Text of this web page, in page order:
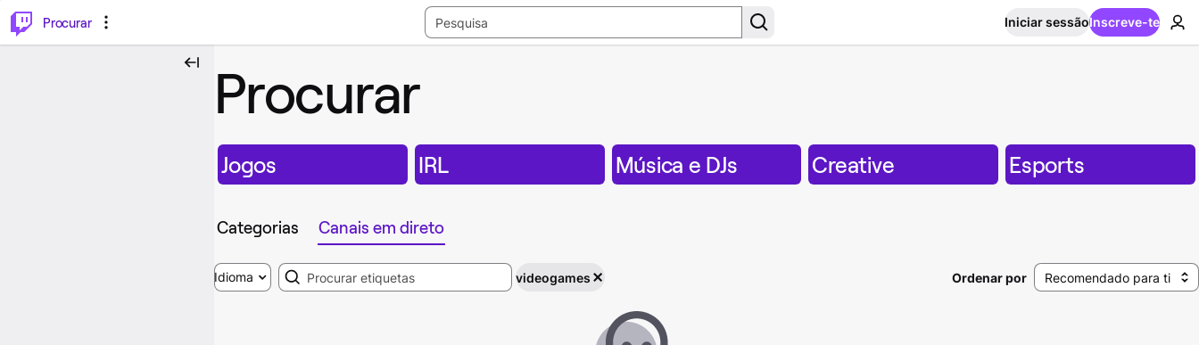
Procurar
Iniciar sessãoInscreve-te
Procurar
Jogos IRL Música e DJs Creative Esports
Categorias Canais em direto
Idioma Search videogames Ordenar por Recomendado para ti